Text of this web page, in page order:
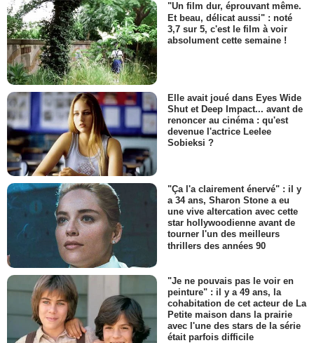
"Un film dur, éprouvant même.
Et beau, délicat aussi" : noté
3,7 sur 5, c'est le film à voir
absolument cette semaine !
Elle avait joué dans Eyes Wide
Shut et Deep Impact... avant de
renoncer au cinéma : qu'est
devenue l'actrice Leelee
Sobieksi ?
"Ça l'a clairement énervé" : il y
a 34 ans, Sharon Stone a eu
une vive altercation avec cette
star hollywoodienne avant de
tourner l'un des meilleurs
thrillers des années 90
"Je ne pouvais pas le voir en
peinture" : il y a 49 ans, la
cohabitation de cet acteur de La
Petite maison dans la prairie
avec l'une des stars de la série
était parfois difficile